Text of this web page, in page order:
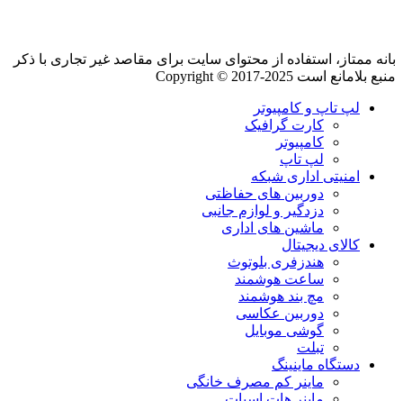
بانه ممتاز، استفاده از محتوای سایت برای مقاصد غیر تجاری با ذکر
منبع بلامانع است Copyright © 2017-2025
لپ تاپ و کامپیوتر
کارت گرافیک
کامپیوتر
لپ تاپ
امنیتی اداری شبکه
دوربین های حفاظتی
دزدگیر و لوازم جانبی
ماشین های اداری
کالای دیجیتال
هندزفری بلوتوث
ساعت هوشمند
مچ بند هوشمند
دوربین عکاسی
گوشی موبایل
تبلت
دستگاه ماینینگ
ماینر کم مصرف خانگی